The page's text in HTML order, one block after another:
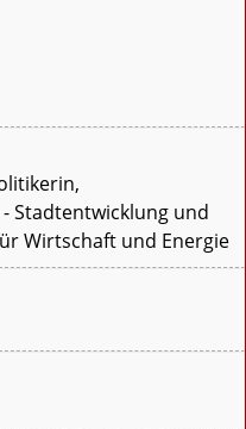
Stadtentwicklung und
Wirtschaft und Energie